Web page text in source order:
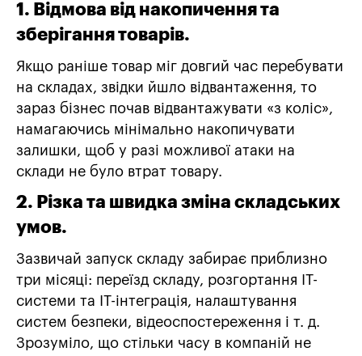
1. Відмова від накопичення та
зберігання товарів.
Якщо раніше товар міг довгий час перебувати
на складах, звідки йшло відвантаження, то
зараз бізнес почав відвантажувати «з коліс»,
намагаючись мінімально накопичувати
залишки, щоб у разі можливої ​​атаки на
склади не було втрат товару.
2. Різка та швидка зміна складських
умов.
Зазвичай запуск складу забирає приблизно
три місяці: переїзд складу, розгортання IT-
системи та IT-інтеграція, налаштування
систем безпеки, відеоспостереження і т. д.
Зрозуміло, що стільки часу в компаній не